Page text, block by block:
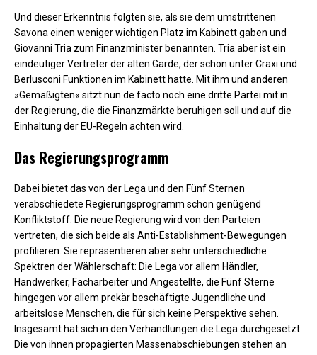
Und dieser Erkenntnis folgten sie, als sie dem umstrittenen
Savona einen weniger wichtigen Platz im Kabinett gaben und
Giovanni Tria zum Finanzminister benannten. Tria aber ist ein
eindeutiger Vertreter der alten Garde, der schon unter Craxi und
Berlusconi Funktionen im Kabinett hatte. Mit ihm und anderen
»Gemäßigten« sitzt nun de facto noch eine dritte Partei mit in
der Regierung, die die Finanzmärkte beruhigen soll und auf die
Einhaltung der EU-Regeln achten wird.
Das Regierungsprogramm
Dabei bietet das von der Lega und den Fünf Sternen
verabschiedete Regierungsprogramm schon genügend
Konfliktstoff. Die neue Regierung wird von den Parteien
vertreten, die sich beide als Anti-Establishment-Bewegungen
profilieren. Sie repräsentieren aber sehr unterschiedliche
Spektren der Wählerschaft: Die Lega vor allem Händler,
Handwerker, Facharbeiter und Angestellte, die Fünf Sterne
hingegen vor allem prekär beschäftigte Jugendliche und
arbeitslose Menschen, die für sich keine Perspektive sehen.
Insgesamt hat sich in den Verhandlungen die Lega durchgesetzt.
Die von ihnen propagierten Massenabschiebungen stehen an